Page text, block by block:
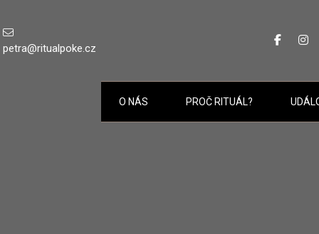
petra@ritualpoke.cz
O NÁS PROČ RITUÁL?